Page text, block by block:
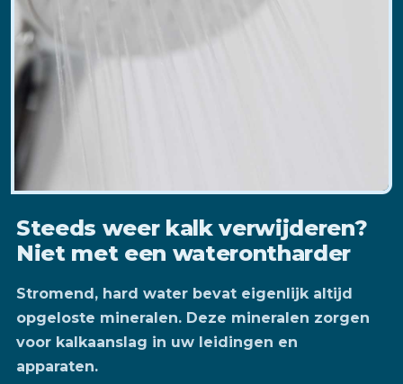
Steeds weer kalk verwijderen?
Niet met een waterontharder
Stromend, hard water bevat eigenlijk altijd
opgeloste mineralen. Deze mineralen zorgen
voor kalkaanslag in uw leidingen en
apparaten.